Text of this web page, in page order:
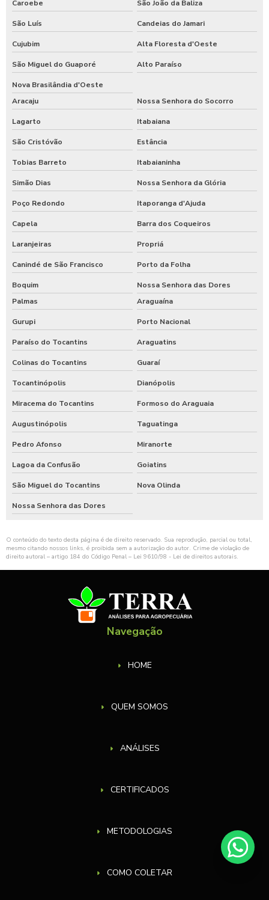
Caroebe São João da Baliza
São Luís Candeias do Jamari
Cujubim Alta Floresta d'Oeste
São Miguel do Guaporé Alto Paraíso
Nova Brasilândia d'Oeste
Aracaju
Nossa Senhora do Socorro
Lagarto Itabaiana
São Cristóvão Estância
Tobias Barreto Itabaianinha
Simão Dias Nossa Senhora da Glória
Poço Redondo Itaporanga d'Ajuda
Capela Barra dos Coqueiros
Laranjeiras Propriá
Canindé de São Francisco Porto da Folha
Boquim
Nossa Senhora das Dores
Palmas
Araguaína
Gurupi Porto Nacional
Paraíso do Tocantins Araguatins
Colinas do Tocantins Guaraí
Tocantinópolis Dianópolis
Miracema do Tocantins Formoso do Araguaia
Augustinópolis Taguatinga
Pedro Afonso Miranorte
Lagoa da Confusão Goiatins
São Miguel do Tocantins Nova Olinda
Nossa Senhora das Dores
O conteúdo do texto desta página é de direito reservado. Sua reprodução, parcial ou total,
mesmo citando nossos links, é proibida sem a autorização do autor. Crime de violação de
direito autoral – artigo 184 do Código Penal – Lei 9610/98 - Lei de direitos autorais.
Navegação
HOME
QUEM SOMOS
ANÁLISES
CERTIFICADOS
METODOLOGIAS
COMO COLETAR